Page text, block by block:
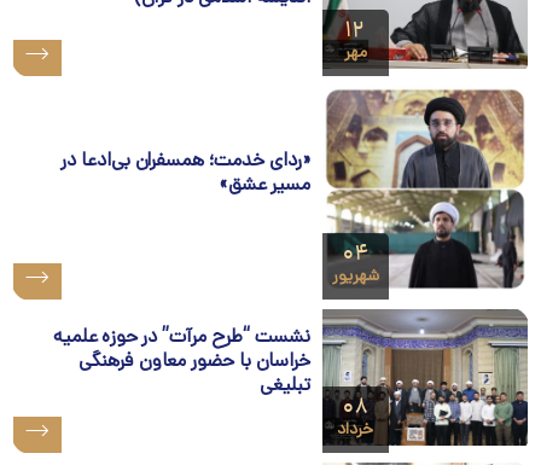
۱۲
مهر
۰۴
شهریور
«ردای خدمت؛ همسفران بی‌ادعا در
مسیر عشق»
۰۸
خرداد
نشست “طرح مرآت” در حوزه علمیه
خراسان با حضور معاون فرهنگی
تبلیغی